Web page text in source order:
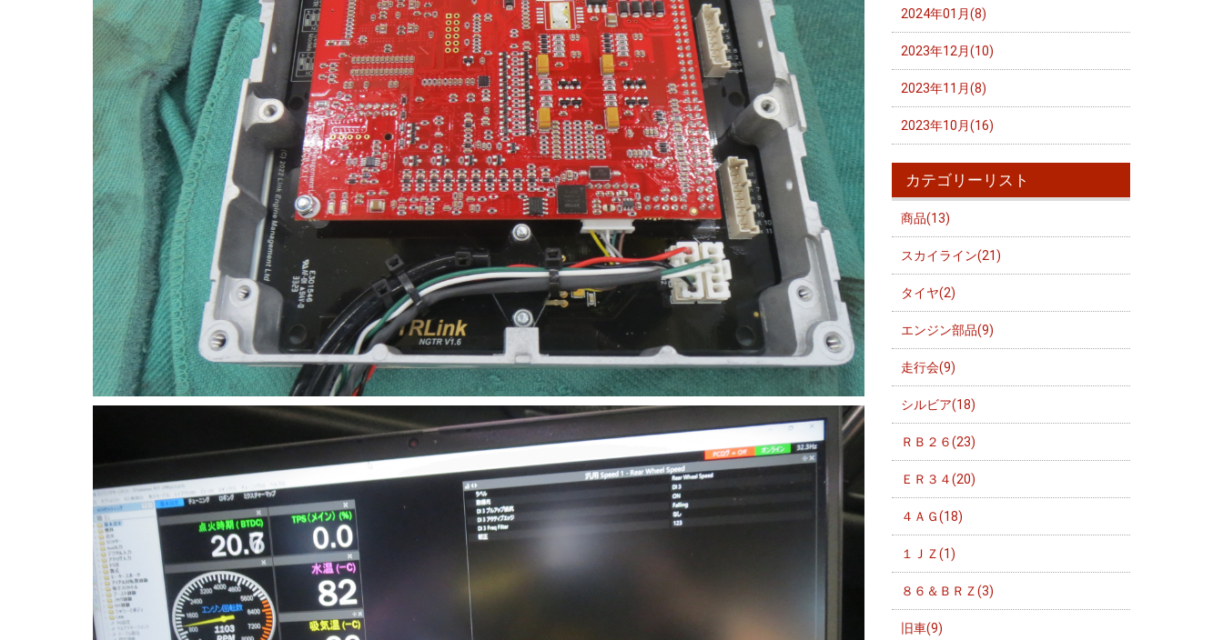
2024年01月(8)
2023年12月(10)
2023年11月(8)
2023年10月(16)
カテゴリーリスト
商品(13)
スカイライン(21)
タイヤ(2)
エンジン部品(9)
走行会(9)
シルビア(18)
ＲＢ２６(23)
ＥＲ３４(20)
４ＡＧ(18)
１ＪＺ(1)
８６＆ＢＲＺ(3)
旧車(9)